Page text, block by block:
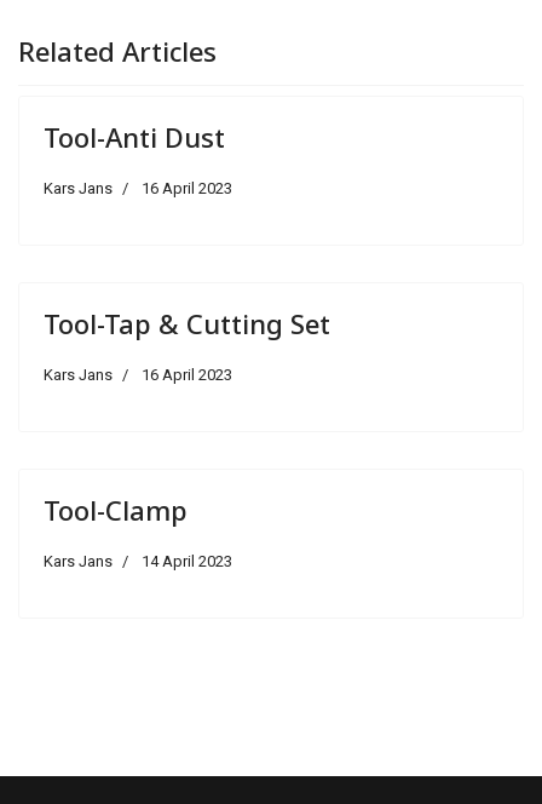
Related Articles
Tool-Anti Dust
Kars Jans 16 April 2023
Tool-Tap & Cutting Set
Kars Jans 16 April 2023
Tool-Clamp
Kars Jans 14 April 2023